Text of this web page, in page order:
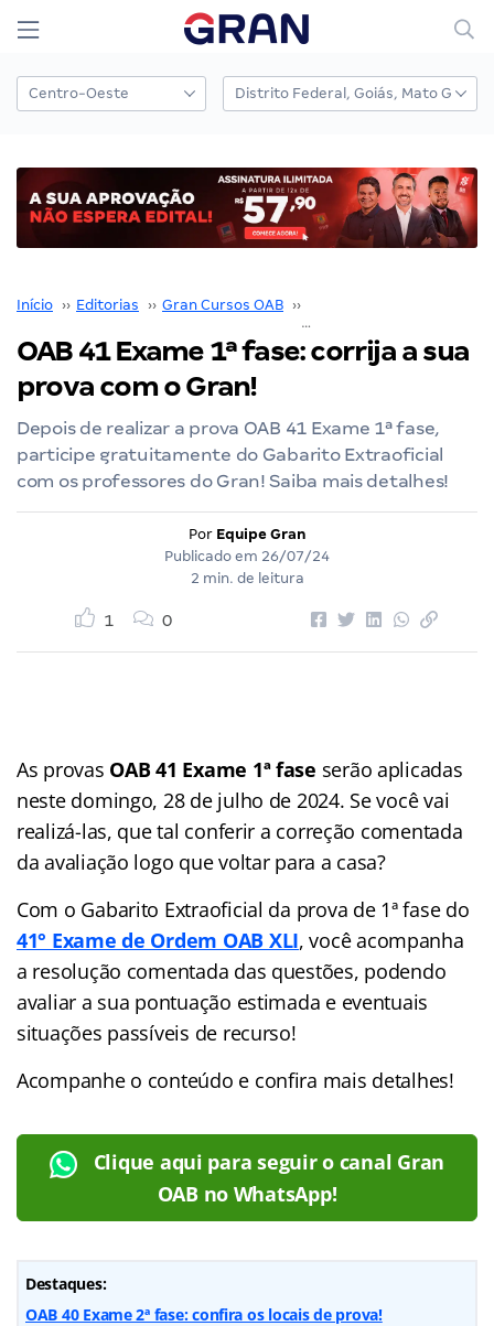
Início ›› Editorias ›› Gran Cursos OAB ››
OAB 41 Exame 1ª fase: corrija a sua
prova com o Gran!
Depois de realizar a prova OAB 41 Exame 1ª fase,
participe gratuitamente do Gabarito Extraoficial
com os professores do Gran! Saiba mais detalhes!
Por Equipe Gran
Publicado em 26/07/24
2 min. de leitura
1 0
As provas OAB 41 Exame 1ª fase serão aplicadas
neste domingo, 28 de julho de 2024. Se você vai
realizá-las, que tal conferir a correção comentada
da avaliação logo que voltar para a casa?
Com o Gabarito Extraoficial da prova de 1ª fase do
41° Exame de Ordem OAB XLI, você acompanha
a resolução comentada das questões, podendo
avaliar a sua pontuação estimada e eventuais
situações passíveis de recurso!
Acompanhe o conteúdo e confira mais detalhes!
Clique aqui para seguir o canal Gran
OAB no WhatsApp!
Destaques:
OAB 40 Exame 2ª fase: confira os locais de prova!